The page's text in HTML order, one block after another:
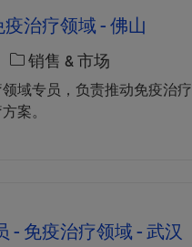
治疗领域 - 佛山
职位类别
销售 & 市场
域专员，负责推动免疫治
案。
- 免疫治疗领域 - 武汉